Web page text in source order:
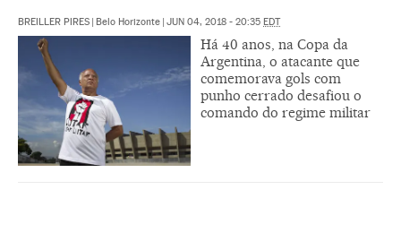
BREILLER PIRES | Belo Horizonte | JUN 04, 2018 - 20:35 EDT
Há 40 anos, na Copa da
Argentina, o atacante que
comemorava gols com
punho cerrado desafiou o
comando do regime militar